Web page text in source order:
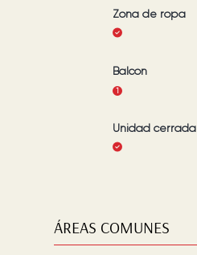
Zona de ropa
Balcón
1
Unidad cerrada
ÁREAS COMUNES